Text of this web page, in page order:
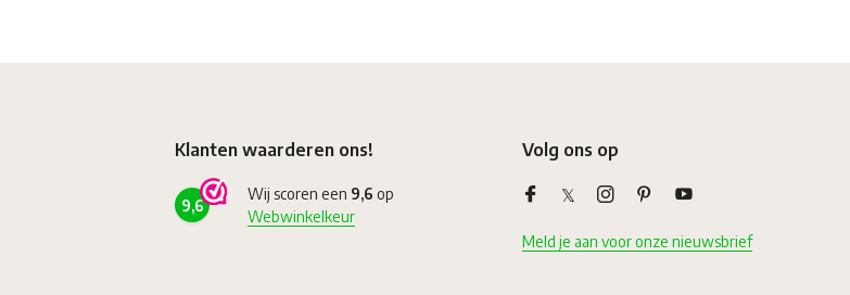
Klanten waarderen ons!
9,6
Wij scoren een 9,6 op
Webwinkelkeur
Volg ons op
Meld je aan voor onze nieuwsbrief